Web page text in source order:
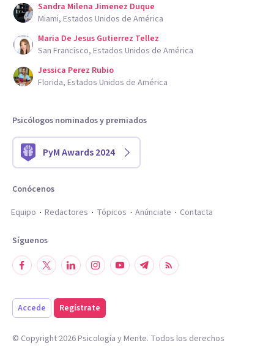
Sandra Milena Jimenez Duque
Miami, Estados Unidos de América
Maria De Jesus Gutierrez Tellez
San Francisco, Estados Unidos de América
Jessica Perez Rubio
Florida, Estados Unidos de América
Psicólogos nominados y premiados
PyM Awards 2024
Conócenos
Equipo
Redactores Tópicos Anúnciate Contacta
Síguenos
Accede Regístrate
© Copyright 2026Psicología y Mente. Todos los derechos